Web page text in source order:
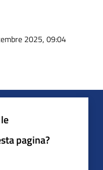
2025, 09:04
pagina?